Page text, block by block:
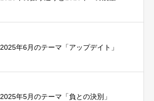
2025年6月のテーマ「アップデイト」
2025年5月のテーマ「負との決別」